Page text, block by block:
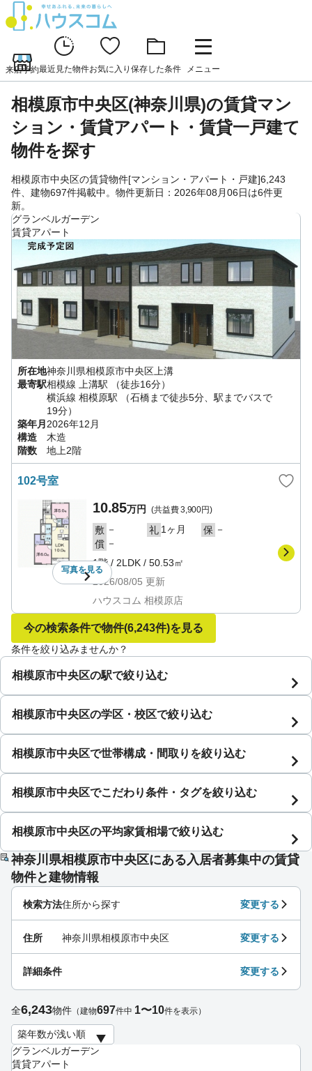
来店予約最近見た物件お気に入り 保存した条件 メニュー
相模原市中央区(神奈川県)の賃貸マン
ション・賃貸アパート・賃貸一戸建て
物件を探す
相模原市中央区の賃貸物件[マンション・アパート・戸建]6,243
件、建物697件掲載中。物件更新日：2026年08月06日は6件更
新。
グランベルガーデン
賃貸アパート
所在地神奈川県相模原市中央区上溝
最寄駅相模線 上溝駅
（徒歩16分）
横浜線 相模原駅
（石橋まで徒歩5分、駅までバスで
19分）
築年月 2026年12月
構造
木造
階数
地上2階
102号室
写真を見る
10.85万円 (共益費3,900円)
敷 － 礼 1ヶ月 保 －
償 －
1階/ 2LDK / 50.53㎡
2026/08/05 更新
ハウスコム 相模原店
今の検索条件で物件(6,243件)を見る
条件を絞り込みませんか？
相模原市中央区の駅で絞り込む
相模原市中央区の学区・校区で絞り込む
相模原市中央区で世帯構成・間取りを絞り込む
相模原市中央区でこだわり条件・タグを絞り込む
相模原市中央区の平均家賃相場で絞り込む
神奈川県相模原市中央区にある入居者募集中の賃貸
物件と建物情報
グランベルガーデン
賃貸アパート
検索方法住所から探す 変更する
住所 神奈川県相模原市中央区 変更する
詳細条件 変更する
全6,243物件 （建物697件中 1〜10件を表示）